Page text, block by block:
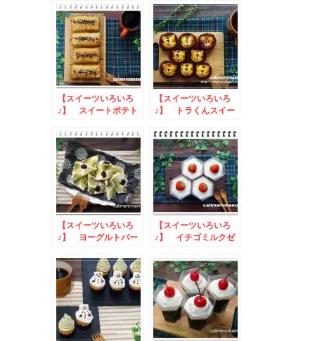
【スイーツいろいろ
♪】 スイートポテト
【スイーツいろいろ
♪】 トラくんスイー
【スイーツいろいろ
♪】 ヨーグルトバー
【スイーツいろいろ
♪】 イチゴミルクゼ